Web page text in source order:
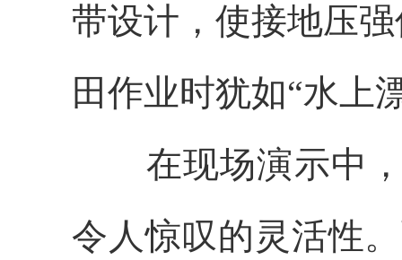
带设计，使接地压
田作业时犹如“水上
在现场演示中，
令人惊叹的灵活性